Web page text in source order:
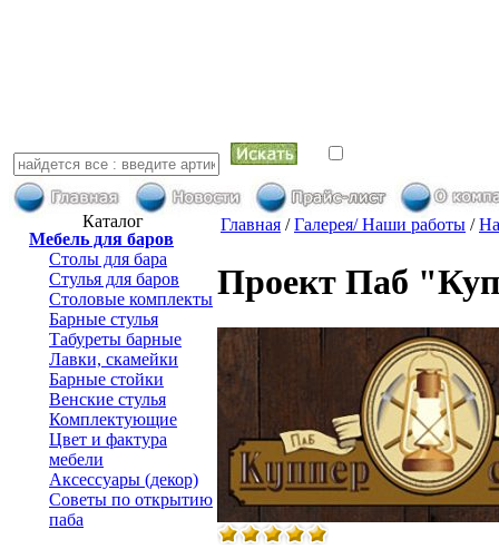
Каталог
Мебель для баров
Столы для бара
Стулья для баров
Столовые комплекты
Барные стулья
Табуреты барные
Лавки, скамейки
Барные стойки
Венские стулья
Комплектующие
Цвет и фактура
мебели
Аксессуары (декор)
Советы по открытию
паба
Главная /Галерея/ Наши работы /
Проект Паб